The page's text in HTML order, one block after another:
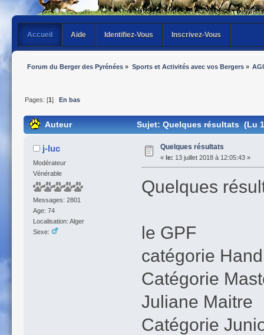
Accueil Aide Identifiez-Vous Inscrivez-Vous
Forum du Berger des Pyrénées » Sports et Activités avec vos Bergers»
Pages: [1] En bas
Auteur Sujet: Quelques résultats (Lu
j-luc
Modérateur
Vénérable
Messages: 2801
Age: 74
Localisation: Alger
Sexe:
Quelques résultats
« le: 13 juillet 2018 à 12:05:43 »
Quelques
le GPF
catégorie
Catégorie
Juliane Maitre
Catégorie